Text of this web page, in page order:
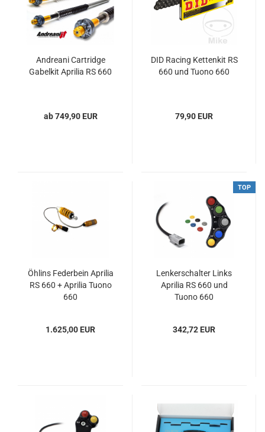
Andreani Cartridge
Gabelkit Aprilia RS 660
ab 749,90 EUR
DID Racing Kettenkit RS
660 und Tuono 660
79,90 EUR
Öhlins Federbein Aprilia
RS 660 + Aprilia Tuono
660
1.625,00 EUR
TOP
Lenkerschalter Links
Aprilia RS 660 und
Tuono 660
342,72 EUR